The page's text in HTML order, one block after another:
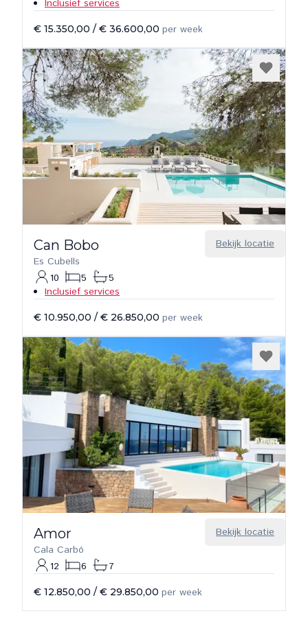
Inclusief services
€ 15.350,00 / € 36.600,00 per week
Bekijk locatie
Can Bobo
Es Cubells
10
5
5
Inclusief services
€ 10.950,00 / € 26.850,00 per week
Bekijk locatie
Amor
Cala Carbó
12
6 7
€ 12.850,00 / € 29.850,00 per week